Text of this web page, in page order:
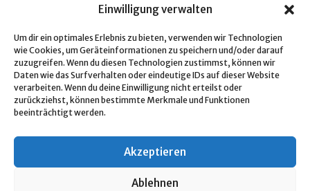
Einwilligung verwalten
Um dir ein optimales Erlebnis zu bieten, verwenden wir Technologien
wie Cookies, um Geräteinformationen zu speichern und/oder darauf
zuzugreifen. Wenn du diesen Technologien zustimmst, können wir
Daten wie das Surfverhalten oder eindeutige IDs auf dieser Website
verarbeiten. Wenn du deine Einwilligung nicht erteilst oder
zurückziehst, können bestimmte Merkmale und Funktionen
beeinträchtigt werden.
Akzeptieren
Ablehnen
Stufe / Zielgruppe
Schlagworte
« Zurück zur Übersicht